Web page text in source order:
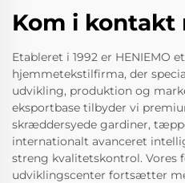
Kom i kontakt
Etableret i 1992 er HENIEMO
hjemmetekstilfirma, der
udvikling, produktion og
eksportbase tilbyder vi
skræddersyede gardiner,
internationalt avanceret
streng kvalitetskontrol. Vores
udviklingscenter fortsætter